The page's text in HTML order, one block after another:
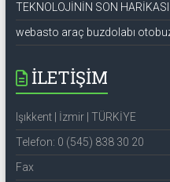
TEKNOLOJİNİN SON HARİKASI
webasto araç buzdolabı
İLETİŞİM
Işıkkent | İzmir | TÜRKİYE
Telefon: 0 (545) 838 30 20
Fax